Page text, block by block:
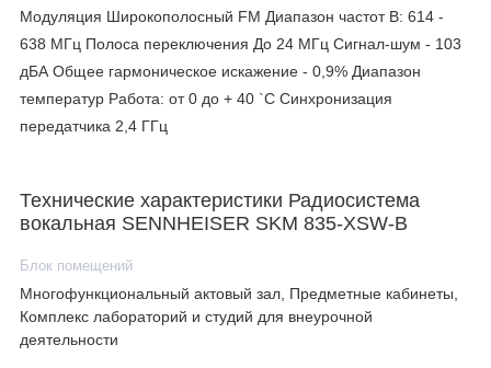
Модуляция Широкополосный FM Диапазон частот B: 614 -
638 МГц Полоса переключения До 24 МГц Сигнал-шум - 103
дБА Общее гармоническое искажение - 0,9% Диапазон
температур Работа: от 0 до + 40 `C Синхронизация
передатчика 2,4 ГГц
Технические характеристики Радиосистема
вокальная SENNHEISER SKM 835-XSW-B
Блок помещений
Многофункциональный актовый зал, Предметные кабинеты,
Комплекс лабораторий и студий для внеурочной
деятельности